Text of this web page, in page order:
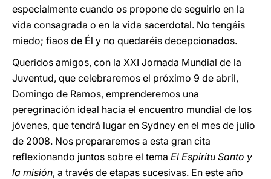
especialmente cuando os propone de seguirlo en la
vida consagrada o en la vida sacerdotal. No tengáis
miedo; fiaos de Él y no quedaréis decepcionados.
Queridos amigos, con la XXI Jornada Mundial de la
Juventud, que celebraremos el próximo 9 de abril,
Domingo de Ramos, emprenderemos una
peregrinación ideal hacia el encuentro mundial de los
jóvenes, que tendrá lugar en Sydney en el mes de julio
de 2008. Nos prepararemos a esta gran cita
reflexionando juntos sobre el tema El Espíritu Santo y
la misión, a través de etapas sucesivas. En este año